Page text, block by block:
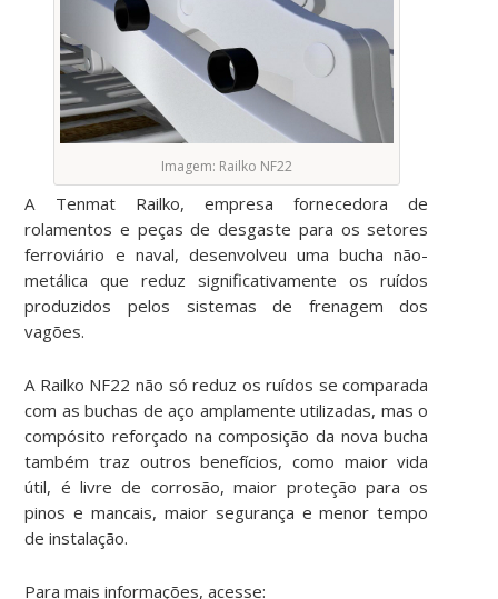
Imagem: Railko NF22
A Tenmat Railko, empresa fornecedora de
rolamentos e peças de desgaste para os setores
ferroviário e naval, desenvolveu uma bucha não-
metálica que reduz significativamente os ruídos
produzidos pelos sistemas de frenagem dos
vagões.
A Railko NF22 não só reduz os ruídos se comparada
com as buchas de aço amplamente utilizadas, mas o
compósito reforçado na composição da nova bucha
também traz outros benefícios, como maior vida
útil, é livre de corrosão, maior proteção para os
pinos e mancais, maior segurança e menor tempo
de instalação.
Para mais informações, acesse: